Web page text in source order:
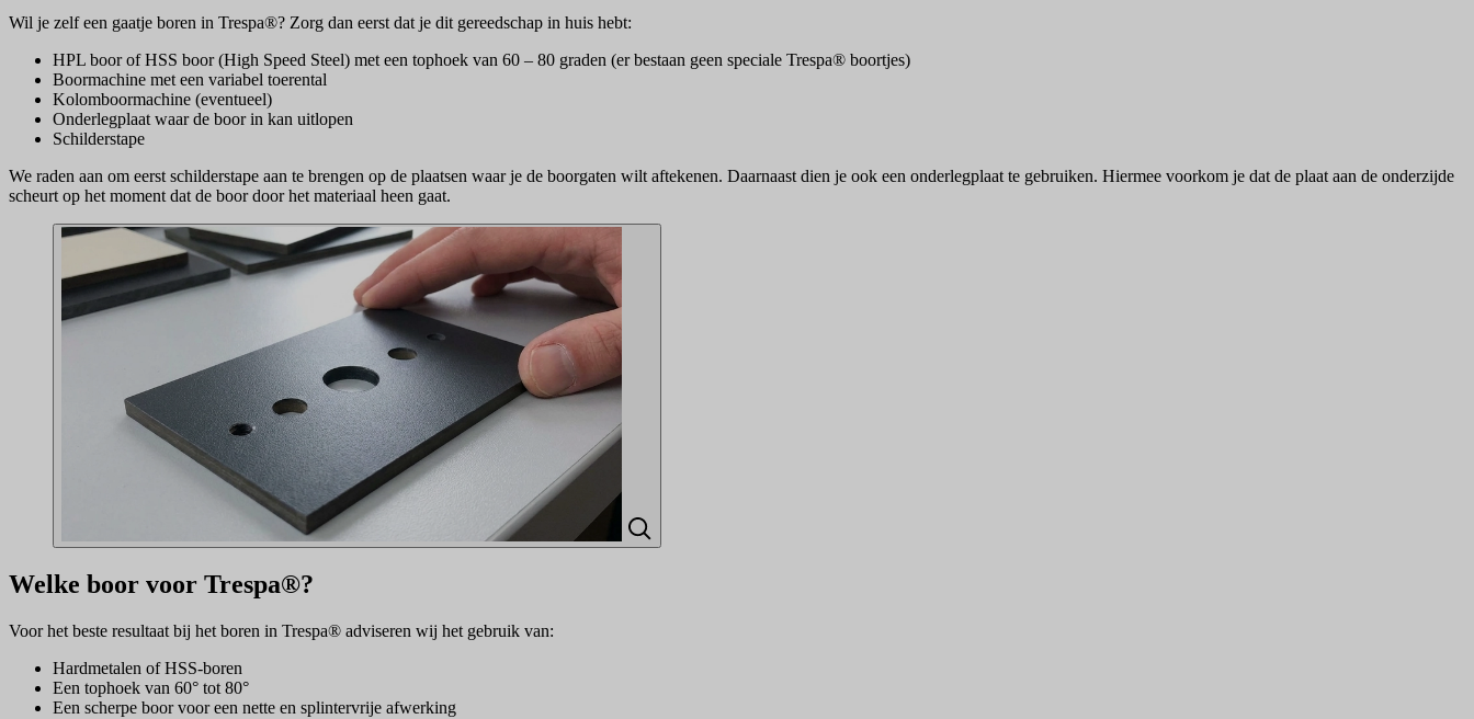
Wil je zelf een gaatje boren in Trespa®? Zorg dan eerst dat je dit gereedschap in huis hebt:
HPL boor of HSS boor (High Speed Steel) met een tophoek van 60 – 80 graden (er bestaan geen speciale Trespa® boortjes)
Boormachine met een variabel toerental
Kolomboormachine (eventueel)
Onderlegplaat waar de boor in kan uitlopen
Schilderstape
We raden aan om eerst schilderstape aan te brengen op de plaatsen waar je de boorgaten wilt aftekenen. Daarnaast dien je ook een onderlegplaat te gebruiken. Hiermee voorkom je dat de plaat aan de onderzijde
scheurt op het moment dat de boor door het materiaal heen gaat.
Welke boor voor Trespa®?
Voor het beste resultaat bij het boren in Trespa® adviseren wij het gebruik van:
Hardmetalen of HSS-boren
Een tophoek van 60° tot 80°
Een scherpe boor voor een nette en splintervrije afwerking